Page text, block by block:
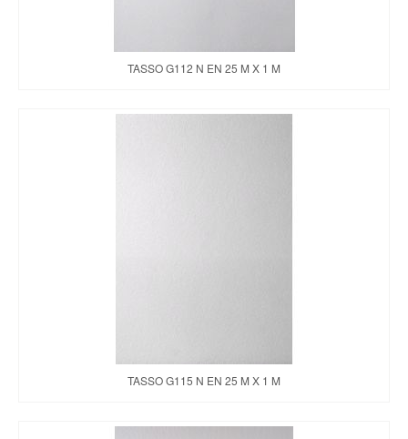
TASSO G112 N EN 25 M X 1 M
TASSO G115 N EN 25 M X 1 M